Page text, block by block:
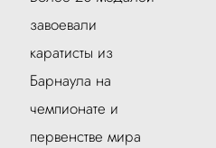
завоевали
каратисты из
Барнаула на
чемпионате и
первенстве мира